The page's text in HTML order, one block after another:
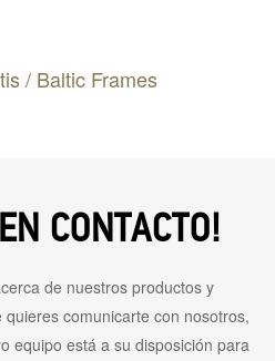
/ Baltic Frames
CONTACTO!
de nuestros productos y
comunicarte con nosotros,
equipo está a su disposición para